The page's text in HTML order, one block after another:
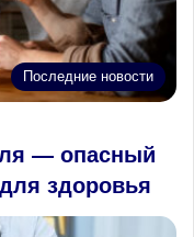
Последние новости
— опасный
здоровья